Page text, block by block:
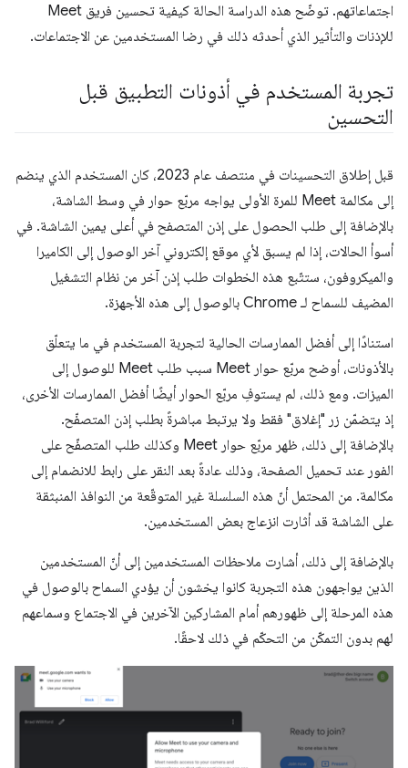
اجتماعاتهم. توضّح هذه الدراسة الحالة كيفية تحسين فريق Meet
للإذنات والتأثير الذي أحدثه ذلك في رضا المستخدمين عن الاجتماعات.
تجربة المستخدم في أذونات التطبيق قبل
التحسين
قبل إطلاق التحسينات في منتصف عام 2023، كان المستخدم الذي ينضم
إلى مكالمة Meet للمرة الأولى يواجه مربّع حوار في وسط الشاشة،
بالإضافة إلى طلب الحصول على إذن المتصفح في أعلى يمين الشاشة. في
أسوأ الحالات، إذا لم يسبق لأي موقع إلكتروني آخر الوصول إلى الكاميرا
والميكروفون، ستتّبع هذه الخطوات طلب إذن آخر من نظام التشغيل
المضيف للسماح لـ Chrome بالوصول إلى هذه الأجهزة.
استنادًا إلى أفضل الممارسات الحالية لتجربة المستخدم في ما يتعلّق
بالأذونات، أوضح مربّع حوار Meet سبب طلب Meet للوصول إلى
الميزات. ومع ذلك، لم يستوفِ مربّع الحوار أيضًا أفضل الممارسات الأخرى،
إذ يتضمّن زر "إغلاق" فقط ولا يرتبط مباشرةً بطلب إذن المتصفّح.
بالإضافة إلى ذلك، ظهر مربّع حوار Meet وكذلك طلب المتصفّح على
الفور عند تحميل الصفحة، وذلك عادةً بعد النقر على رابط للانضمام إلى
مكالمة. من المحتمل أنّ هذه السلسلة غير المتوقّعة من النوافذ المنبثقة
على الشاشة قد أثارت انزعاج بعض المستخدمين.
بالإضافة إلى ذلك، أشارت ملاحظات المستخدمين إلى أنّ المستخدمين
الذين يواجهون هذه التجربة كانوا يخشون أن يؤدي السماح بالوصول في
هذه المرحلة إلى ظهورهم أمام المشاركين الآخرين في الاجتماع وسماعهم
لهم بدون التمكّن من التحكّم في ذلك لاحقًا.